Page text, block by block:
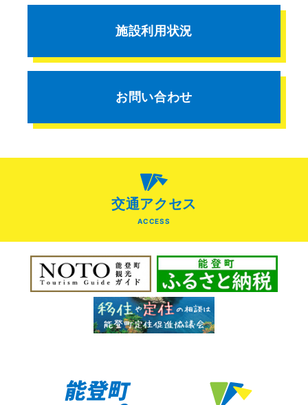
施設利用状況
お問い合わせ
交通アクセス
ACCESS